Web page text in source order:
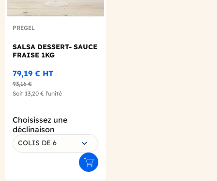
PREGEL
SALSA DESSERT- SAUCE
FRAISE 1KG
79,19 € HT
93,16 €
Soit 13,20 € l'unité
Choisissez une
déclinaison
COLIS DE 6
Ajouter au panier